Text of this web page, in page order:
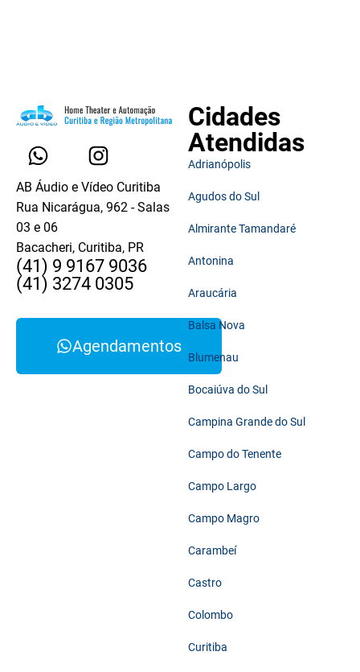
AB Áudio e Vídeo Curitiba
Rua Nicarágua, 962 - Salas
03 e 06
Bacacheri, Curitiba, PR
(41) 9 9167 9036
(41) 3274 0305
Agendamentos
Cidades
Atendidas
Adrianópolis
Agudos do Sul
Almirante Tamandaré
Antonina
Araucária
Balsa Nova
Blumenau
Bocaiúva do Sul
Campina Grande do Sul
Campo do Tenente
Campo Largo
Campo Magro
Carambeí
Castro
Colombo
Curitiba